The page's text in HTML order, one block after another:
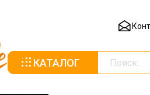
КАТАЛОГ